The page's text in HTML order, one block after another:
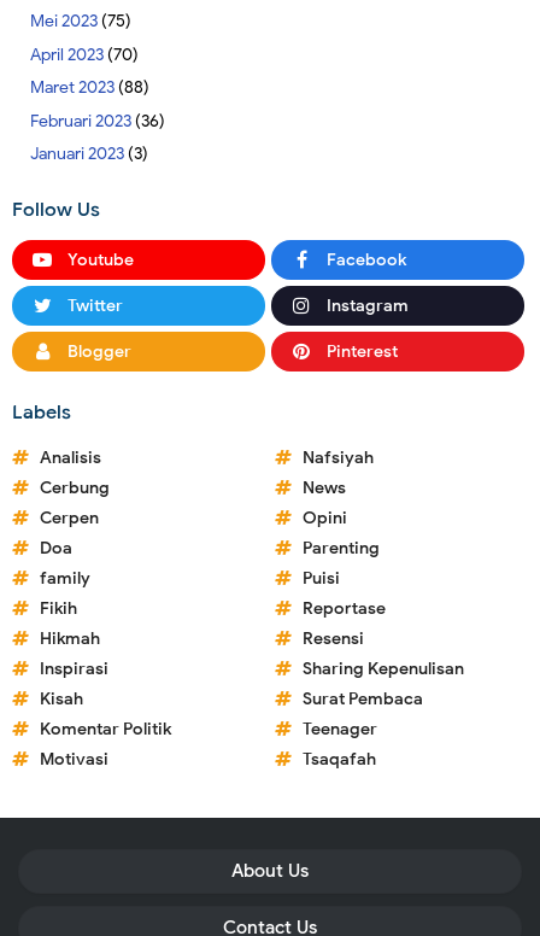
Mei 2023(75)
April 2023(70)
Maret 2023(88)
Februari 2023(36)
Januari 2023(3)
Follow Us
Youtube Facebook
Twitter Instagram
Blogger Pinterest
Labels
Analisis
Cerbung
Cerpen
Doa
family
Fikih
Hikmah
Inspirasi
Kisah
Komentar Politik
Motivasi
Nafsiyah
News
Opini
Parenting
Puisi
Reportase
Resensi
Sharing Kepenulisan
Surat Pembaca
Teenager
Tsaqafah
About Us
Contact Us